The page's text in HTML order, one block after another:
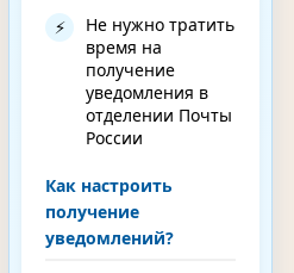
⚡
Не нужно тратить
время на
получение
уведомления в
отделении Почты
России
Как настроить
получение
уведомлений?